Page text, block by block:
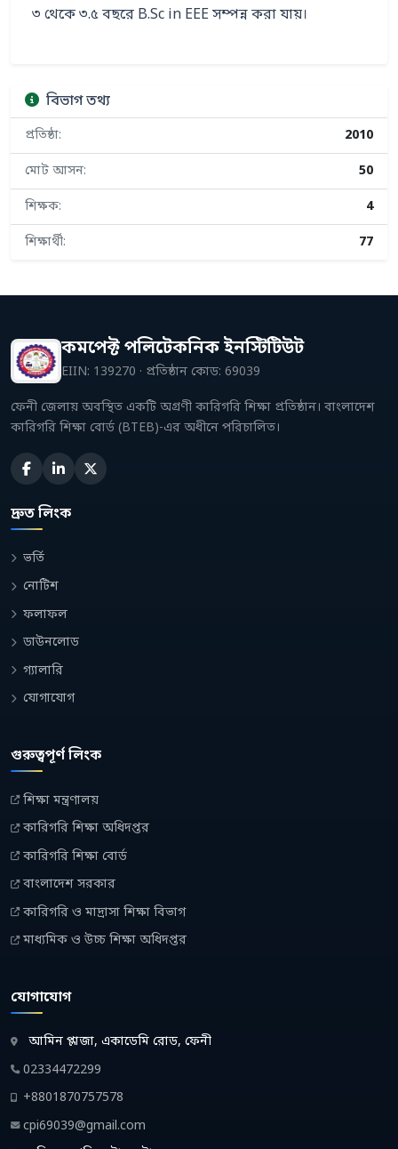
বিভাগ তথ্য
প্রতিষ্ঠা: 2010
মোট আসন: 50
শিক্ষক: 4
শিক্ষার্থী: 77
কমপেক্ট পলিটেকনিক ইনস্টিটিউট
EIIN: 139270 · প্রতিষ্ঠান কোড: 69039
ফেনী জেলায় অবস্থিত একটি অগ্রণী কারিগরি শিক্ষা প্রতিষ্ঠান। বাংলাদেশ
কারিগরি শিক্ষা বোর্ড (BTEB)-এর অধীনে পরিচালিত।
দ্রুত লিংক
ভর্তি
নোটিশ
ফলাফল
ডাউনলোড
গ্যালারি
যোগাযোগ
গুরুত্বপূর্ণ লিংক
শিক্ষা মন্ত্রণালয়
কারিগরি শিক্ষা অধিদপ্তর
কারিগরি শিক্ষা বোর্ড
বাংলাদেশ সরকার
কারিগরি ও মাদ্রাসা শিক্ষা বিভাগ
মাধ্যমিক ও উচ্চ শিক্ষা অধিদপ্তর
যোগাযোগ
আমিন প্লাজা, একাডেমি রোড, ফেনী
02334472299
+8801870757578
cpi69039@gmail.com